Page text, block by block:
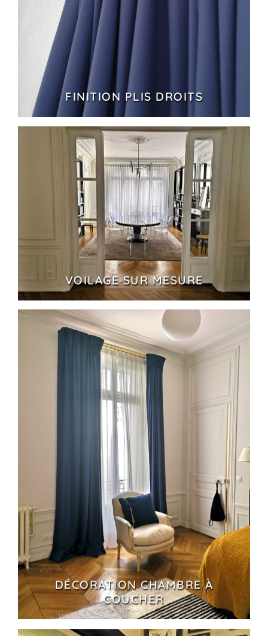
FINITION PLIS DROITS
VOILAGE SUR MESURE
DÉCORATION CHAMBRE À
COUCHER